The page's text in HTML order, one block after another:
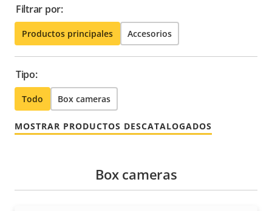
Filtrar por:
Productos principales Accesorios
Tipo:
Todo Box cameras
MOSTRAR PRODUCTOS DESCATALOGADOS
Box cameras